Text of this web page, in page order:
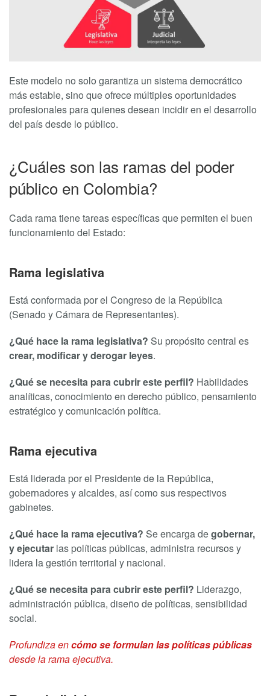
Este modelo no solo garantiza un sistema democrático
más estable, sino que ofrece múltiples oportunidades
profesionales para quienes desean incidir en el desarrollo
del país desde lo público.
¿Cuáles son las ramas del poder
público en Colombia?
Cada rama tiene tareas específicas que permiten el buen
funcionamiento del Estado:
Rama legislativa
Está conformada por el Congreso de la República
(Senado y Cámara de Representantes).
¿Qué hace la rama legislativa? Su propósito central es
crear, modificar y derogar leyes.
¿Qué se necesita para cubrir este perfil? Habilidades
analíticas, conocimiento en derecho público, pensamiento
estratégico y comunicación política.
Rama ejecutiva
Está liderada por el Presidente de la República,
gobernadores y alcaldes, así como sus respectivos
gabinetes.
¿Qué hace la rama ejecutiva? Se encarga degobernar,
y ejecutar las políticas públicas, administra recursos y
lidera la gestión territorial y nacional.
¿Qué se necesita para cubrir este perfil? Liderazgo,
administración pública, diseño de políticas, sensibilidad
social.
Profundiza encómo se formulan las políticas públicas
desde la rama ejecutiva.